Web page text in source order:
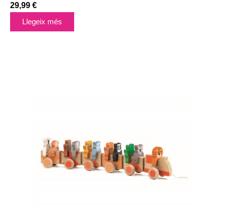
29,99 €
Llegeix més